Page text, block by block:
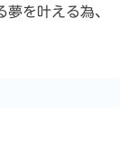
を叶える為、